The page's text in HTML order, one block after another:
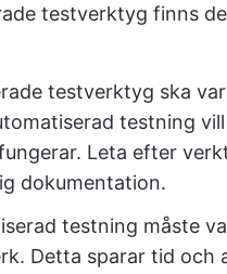
testverktyg finns
testverktyg ska
testning
Leta efter
dokumentation.
testning måste
Detta sparar tid och